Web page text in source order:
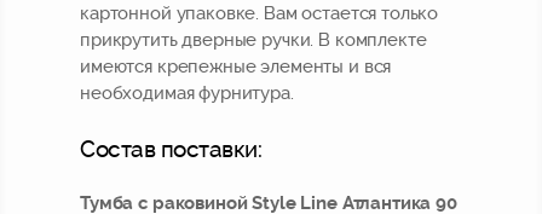
картонной упаковке. Вам остается только
прикрутить дверные ручки. В комплекте
имеются крепежные элементы и вся
необходимая фурнитура.
Состав поставки:
Тумба с раковиной Style Line Атлантика 90